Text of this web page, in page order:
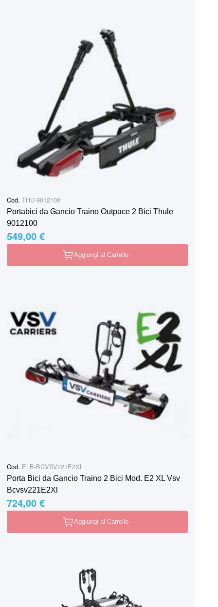
Cod. THU-9012100
Portabici da Gancio Traino Outpace 2 Bici Thule
9012100
549,00 €
Aggiungi al Carrello
Cod. ELB-BCVSV221E2XL
Porta Bici da Gancio Traino 2 Bici Mod. E2 XL Vsv
Bcvsv221E2Xl
724,00 €
Aggiungi al Carrello